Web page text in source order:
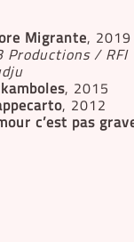
Migrante, 2019
Productions /
, 2015
, 2012
c’est pas